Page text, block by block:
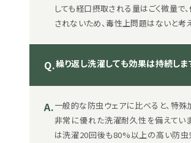
しても経口摂取される量はごく微量で
されないため、毒性上問題はないと考え
Q.繰り返し洗濯しても効果は持続しま
A.一般的な防虫ウェアに比べると、特殊
非常に優れた洗濯耐久性を備えてい
は洗濯20回後も80%以上の高い防